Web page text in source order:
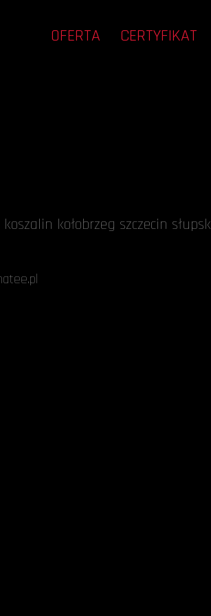
OFERTA CERTYFIKAT
kołobrzeg szczecin słupsk